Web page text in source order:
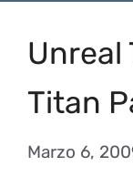
Unreal
Titan
Marzo 6,